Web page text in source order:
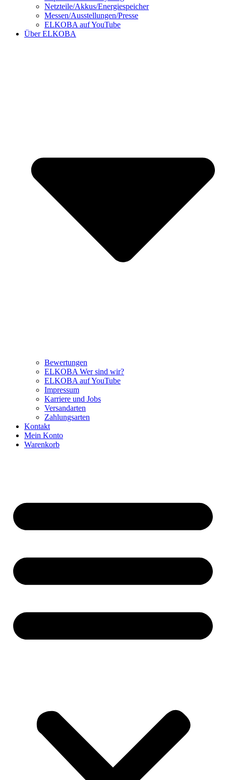
Netzteile/Akkus/Energiespeicher
Messen/Ausstellungen/Presse
ELKOBA auf YouTube
Über ELKOBA
Bewertungen
ELKOBA Wer sind wir?
ELKOBA auf YouTube
Impressum
Karriere und Jobs
Versandarten
Zahlungsarten
Kontakt
Mein Konto
Warenkorb